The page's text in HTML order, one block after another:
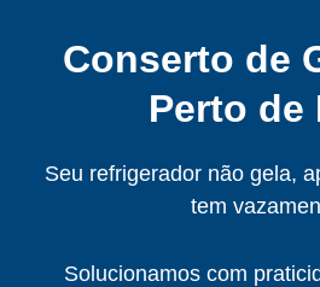
Conserto de
Perto de
Seu refrigerador não gela,
tem
Solucionamos com